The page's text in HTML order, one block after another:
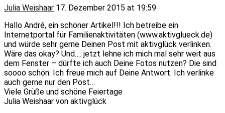
Julia Weishaar 17. Dezember 2015 at 19:59
Hallo André, ein schöner Artikel!!! Ich betreibe ein
Internetportal für Familienaktivitäten (www.aktivglueck.de)
und würde sehr gerne Deinen Post mit aktivglück verlinken.
Wäre das okay? Und…. jetzt lehne ich mich mal sehr weit aus
dem Fenster – dürfte ich auch Deine Fotos nutzen? Die sind
soooo schön. Ich freue mich auf Deine Antwort. Ich verlinke
auch gerne nur den Post…
Viele Grüße und schöne Feiertage
Julia Weishaar von aktivglück